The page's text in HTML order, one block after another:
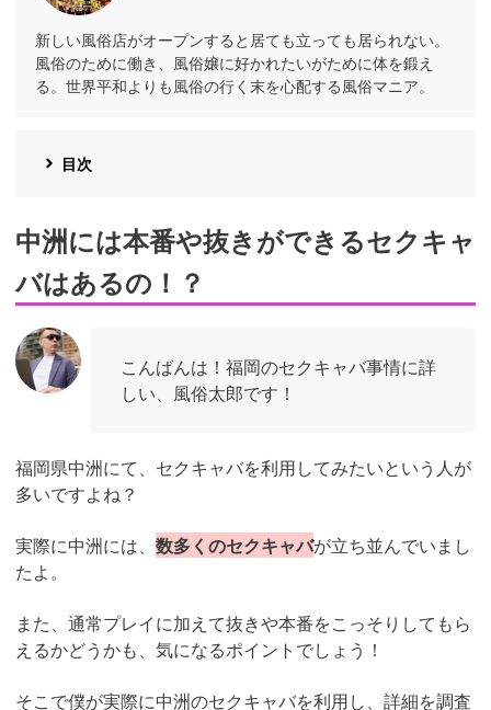
新しい風俗店がオープンすると居ても立っても居られない。
風俗のために働き、風俗嬢に好かれたいがために体を鍛え
る。世界平和よりも風俗の行く末を心配する風俗マニア。
目次
中洲には本番や抜きができるセクキャ
バはあるの！？
こんばんは！福岡のセクキャバ事情に詳
しい、風俗太郎です！
福岡県中洲にて、セクキャバを利用してみたいという人が
多いですよね？
実際に中洲には、 数多くのセクキャバが立ち並んでいまし
たよ。
また、通常プレイに加えて抜きや本番をこっそりしてもら
えるかどうかも、気になるポイントでしょう！
そこで僕が実際に中洲のセクキャバを利用し、詳細を調査